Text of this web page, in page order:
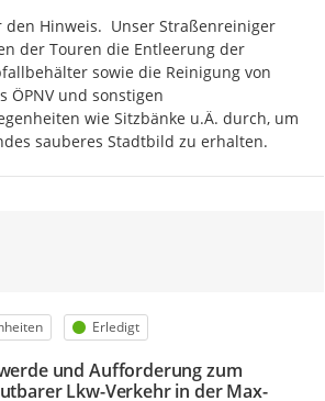
den Hinweis.  Unser Straßenreiniger
der Touren die Entleerung der
sowie die Reinigung von
ÖPNV und sonstigen
wie Sitzbänke u.Ä. durch, um
sauberes Stadtbild zu erhalten.
Status
Erledigt
und Aufforderung zum
Lkw-Verkehr in der Max-